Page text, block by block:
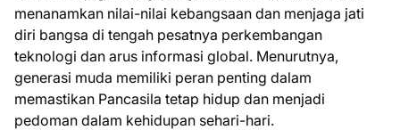
menanamkan nilai-nilai kebangsaan dan menjaga jati
diri bangsa di tengah pesatnya perkembangan
teknologi dan arus informasi global. Menurutnya,
generasi muda memiliki peran penting dalam
memastikan Pancasila tetap hidup dan menjadi
pedoman dalam kehidupan sehari-hari.